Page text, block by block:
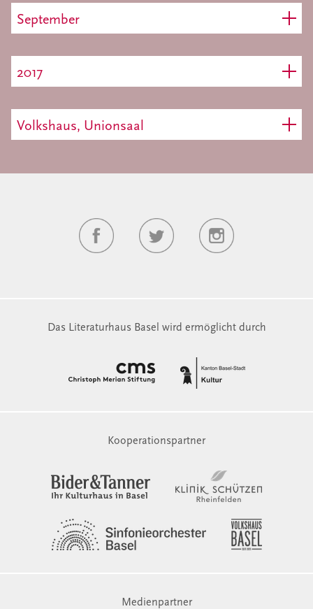
September
2017
Volkshaus, Unionsaal
Das Literaturhaus Basel wird ermöglicht durch
Kooperationspartner
Medienpartner